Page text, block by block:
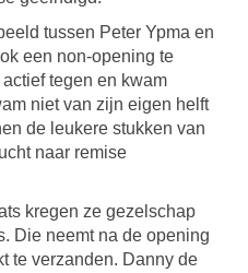
tussen Peter Ypma en
een non-opening te
tegen en kwam
niet van zijn eigen helft
de leukere stukken van
naar remise
kregen ze gezelschap
Die neemt na de opening
te verzanden. Danny de